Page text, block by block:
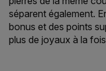
séparent également.
bonus et des points
plus de joyaux à la